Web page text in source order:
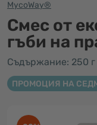
MycoWay®
Смес от
гъби на
Съдържание: 250 г
ПРОМОЦИЯ НА